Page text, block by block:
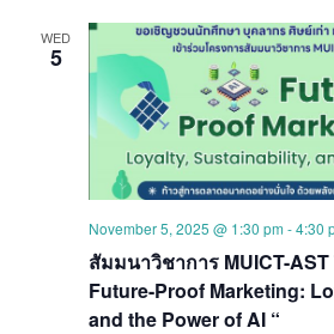
WED
5
November 5, 2025 @ 1:30 pm -4:30
สัมมนาวิชาการ MUICT-
Future-Proof Marketing:
and the Power of AI “